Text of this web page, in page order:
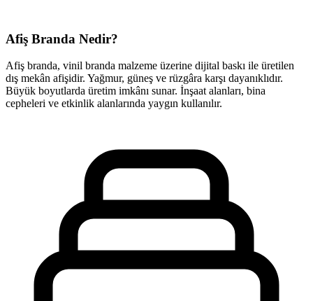
Afiş Branda Nedir?
Afiş branda, vinil branda malzeme üzerine dijital baskı ile üretilen
dış mekân afişidir. Yağmur, güneş ve rüzgâra karşı dayanıklıdır.
Büyük boyutlarda üretim imkânı sunar. İnşaat alanları, bina
cepheleri ve etkinlik alanlarında yaygın kullanılır.